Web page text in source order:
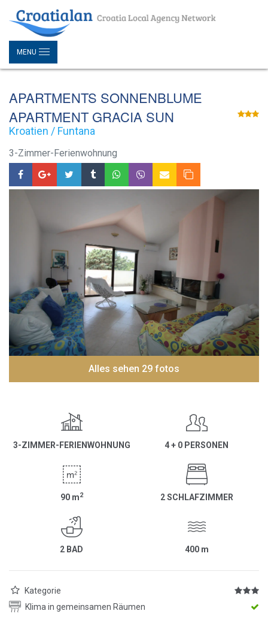
MENU
APARTMENTS SONNENBLUME
APARTMENT GRACIA SUN
Kroatien / Funtana
3-Zimmer-Ferienwohnung
Alles sehen 29 fotos
3-ZIMMER-FERIENWOHNUNG 4 + 0 PERSONEN
90 m2 2 SCHLAFZIMMER
2 BAD 400 m
Kategorie
Klima in gemeinsamen Räumen